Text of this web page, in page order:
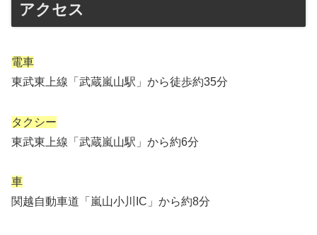
アクセス
電車
東武東上線「武蔵嵐山駅」から徒歩約35分
タクシー
東武東上線「武蔵嵐山駅」から約6分
車
関越自動車道「嵐山小川IC」から約8分